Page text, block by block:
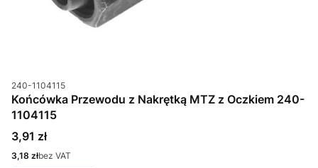
Kod produktu
240-1104115
Końcówka Przewodu z Nakrętką MTZ z Oczkiem 240-
1104115
Cena
3,91 zł
Cena
3,18 złbez VAT